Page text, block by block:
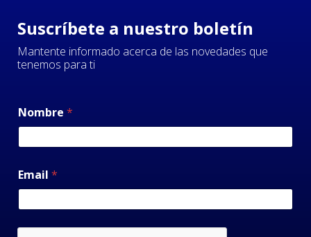
Suscríbete a nuestro boletín
Mantente informado acerca de las novedades que
tenemos para ti
Nombre *
Email *